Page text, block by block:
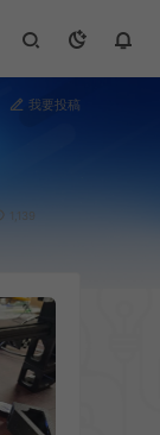
我要投稿
1,139